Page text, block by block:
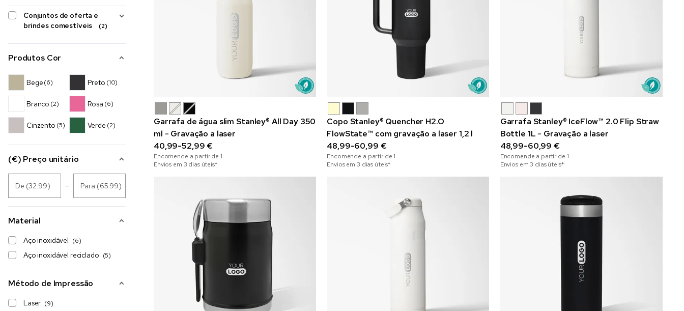
Conjuntos de oferta e
brindes comestíveis
(2)
Produtos Cor
Bege(6)
Branco (2)
Cinzento (5)
Preto (10)
Rosa (6)
Verde (2)
(€) Preço unitário
De (32.99) Para (65.99)
Material
Aço inoxidável (6)
Aço inoxidável reciclado (5)
Método de Impressão
Laser (9)
Garrafa de água slim Stanley® All Day 350
ml - Gravação a laser
40,99-52,99 €
Encomende a partir de 1
Envios em 3 dias úteis*
Copo Stanley® Quencher H2.O
FlowState™ com gravação a laser 1,2 l
48,99-60,99 €
Encomende a partir de 1
Envios em 3 dias úteis*
Garrafa Stanley® IceFlow™ 2.0 Flip Straw
Bottle 1L - Gravação a laser
48,99-60,99 €
Encomende a partir de 1
Envios em 3 dias úteis*